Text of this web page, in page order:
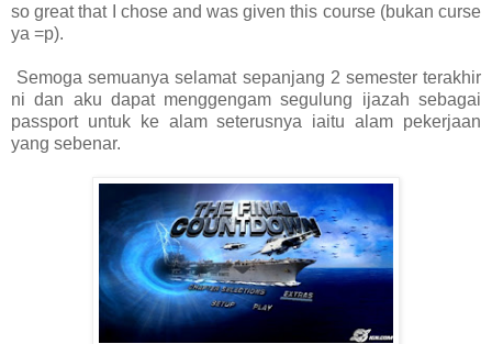
so great that I chose and was given this course (bukan curse
ya =p).
Semoga semuanya selamat sepanjang 2 semester terakhir
ni dan aku dapat menggengam segulung ijazah sebagai
passport untuk ke alam seterusnya iaitu alam pekerjaan
yang sebenar.